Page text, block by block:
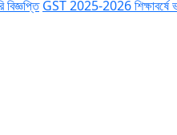
GST 2025-2026 শিক্ষাবর্ষে ভর্তিচ্ছু